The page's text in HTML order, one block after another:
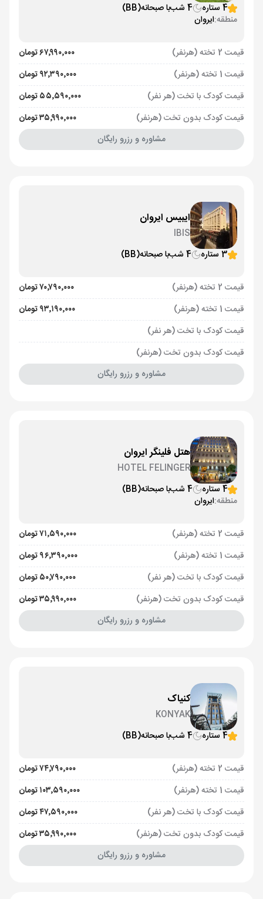
4 ستاره 4 شب با صبحانه(BB)
منطقه:ایروان
قیمت 2 تخته (هرنفر)
۶۷٬۹۹۰٬۰۰۰ تومان
قیمت 1 تخته (هرنفر)
۹۲٬۳۹۰٬۰۰۰ تومان
قیمت کودک با تخت (هر نفر)
۵۵٬۵۹۰٬۰۰۰ تومان
قیمت کودک بدون تخت (هرنفر)
۳۵٬۹۹۰٬۰۰۰ تومان
مشاوره و رزرو رایگان
ایبیس ایروان
IBIS
3 ستاره
4 شب با صبحانه(BB)
قیمت 2 تخته (هرنفر)
۷۰٬۷۹۰٬۰۰۰ تومان
قیمت 1 تخته (هرنفر)
۹۳٬۱۹۰٬۰۰۰ تومان
قیمت کودک با تخت (هر نفر)
قیمت کودک بدون تخت (هرنفر)
مشاوره و رزرو رایگان
هتل فلینگر ایروان
HOTEL FELINGER
4 ستاره
4 شب با صبحانه(BB)
منطقه:ایروان
قیمت 2 تخته (هرنفر)
۷۱٬۵۹۰٬۰۰۰ تومان
قیمت 1 تخته (هرنفر)
۹۶٬۳۹۰٬۰۰۰ تومان
قیمت کودک با تخت (هر نفر)
۵۰٬۷۹۰٬۰۰۰ تومان
قیمت کودک بدون تخت (هرنفر)
۳۵٬۹۹۰٬۰۰۰ تومان
مشاوره و رزرو رایگان
کنیاک
KONYAK
4 ستاره
4 شب با صبحانه(BB)
قیمت 2 تخته (هرنفر)
۷۴٬۷۹۰٬۰۰۰ تومان
قیمت 1 تخته (هرنفر)
۱۰۳٬۵۹۰٬۰۰۰ تومان
قیمت کودک با تخت (هر نفر)
۴۷٬۵۹۰٬۰۰۰ تومان
قیمت کودک بدون تخت (هرنفر)
۳۵٬۹۹۰٬۰۰۰ تومان
مشاوره و رزرو رایگان